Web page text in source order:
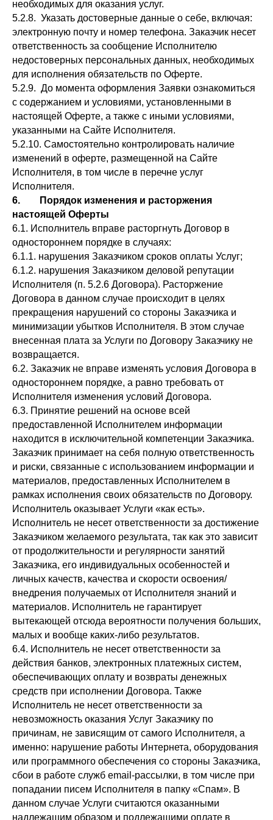
необходимых для оказания услуг.
5.2.8. Указать достоверные данные о себе, включая:
электронную почту и номер телефона. Заказчик несет
ответственность за сообщение Исполнителю
недостоверных персональных данных, необходимых
для исполнения обязательств по Оферте.
5.2.9. До момента оформления Заявки ознакомиться
с содержанием и условиями, установленными в
настоящей Оферте, а также с иными условиями,
указанными на Сайте Исполнителя.
5.2.10. Самостоятельно контролировать наличие
изменений в оферте, размещенной на Сайте
Исполнителя, в том числе в перечне услуг
Исполнителя.
6. Порядок изменения и расторжения
настоящей Оферты
6.1. Исполнитель вправе расторгнуть Договор в
одностороннем порядке в случаях:
6.1.1. нарушения Заказчиком сроков оплаты Услуг;
6.1.2. нарушения Заказчиком деловой репутации
Исполнителя (п. 5.2.6 Договора). Расторжение
Договора в данном случае происходит в целях
прекращения нарушений со стороны Заказчика и
минимизации убытков Исполнителя. В этом случае
внесенная плата за Услуги по Договору Заказчику не
возвращается.
6.2. Заказчик не вправе изменять условия Договора в
одностороннем порядке, а равно требовать от
Исполнителя изменения условий Договора.
6.3. Принятие решений на основе всей
предоставленной Исполнителем информации
находится в исключительной компетенции Заказчика.
Заказчик принимает на себя полную ответственность
и риски, связанные с использованием информации и
материалов, предоставленных Исполнителем в
рамках исполнения своих обязательств по Договору.
Исполнитель оказывает Услуги «как есть».
Исполнитель не несет ответственности за достижение
Заказчиком желаемого результата, так как это зависит
от продолжительности и регулярности занятий
Заказчика, его индивидуальных особенностей и
личных качеств, качества и скорости освоения/
внедрения получаемых от Исполнителя знаний и
материалов. Исполнитель не гарантирует
вытекающей отсюда вероятности получения больших,
малых и вообще каких-либо результатов.
6.4. Исполнитель не несет ответственности за
действия банков, электронных платежных систем,
обеспечивающих оплату и возвраты денежных
средств при исполнении Договора. Также
Исполнитель не несет ответственности за
невозможность оказания Услуг Заказчику по
причинам, не зависящим от самого Исполнителя, а
именно: нарушение работы Интернета, оборудования
или программного обеспечения со стороны Заказчика,
сбои в работе служб email-рассылки, в том числе при
попадании писем Исполнителя в папку «Спам». В
данном случае Услуги считаются оказанными
надлежащим образом и подлежащими оплате в